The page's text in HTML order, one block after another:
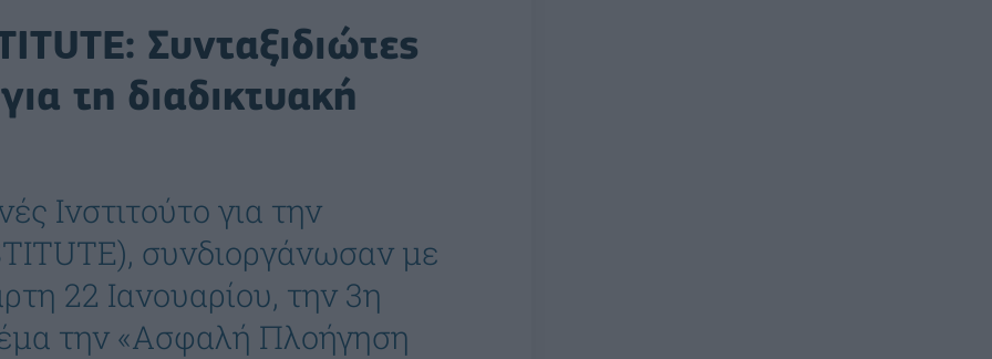
Συνταξιδιώτες
τη διαδικτυακή
Ινστιτούτο για την
συνδιοργάνωσαν με
22 Ιανουαρίου, την 3η
την «Ασφαλή Πλοήγηση